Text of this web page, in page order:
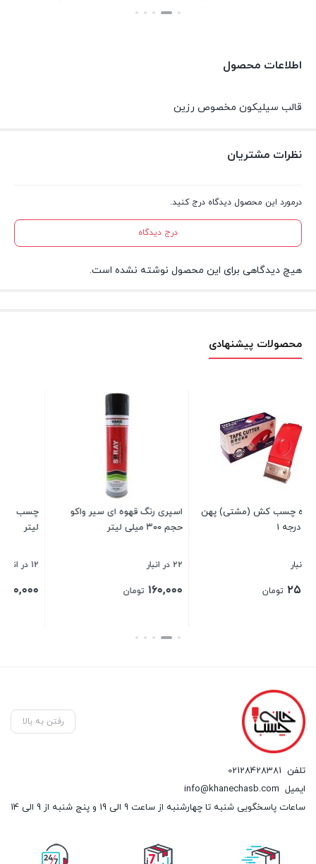
۲۷۰,۰۰۰ توماناطلاعات محصول
قالب سیلیکون مخصوص رزین
نظرات مشتریان
درمورد این محصول دیدگاه درج کنید.
درج دیدگاه
هیچ دیدگاهی برای این محصول نوشته نشده است.
محصولات پیشنهادی
اسپری رنگ قهوه ای سیر واکو
حجم ۳۰۰ میلی لیتر
۱۶۰,۰۰۰
چسب لاکتایت ۶۰۱ حجم ۵۰ میلی
لیتر
۵۹۰,۰۰۰
بستن
رفتن به بالا
تلفن 02128428381
ایمیل info@khanechasb.com
ساعات پاسخگویی شنبه تا چهارشنبه از ساعت 9 الی 19 و پنج شنبه از 9 الی 14